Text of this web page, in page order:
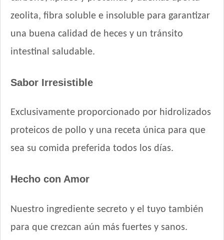
Pupy Food Gato Adulto
Raza Gato Adulto sabor Carne, Pescado y Arroz
Raza Gato Adulto sabor Pollo y Leche
Royal Canin Club Performance Gato Adulto
Royal Canin Gato Care Appetite Control
Royal Canin Gato Care Digestive
Royal Canin Gato Care Hairball
Royal Canin Gato Care Weight
Royal Canin Gato Fit
Royal Canin Gato Indoor
zeolita, fibra soluble e insoluble para garantizar
una buena calidad de heces y un tránsito
intestinal saludable.
Sabor Irresistible
Exclusivamente proporcionado por hidrolizados
proteicos de pollo y una receta única para que
sea su comida preferida todos los días.
Hecho con Amor
Nuestro ingrediente secreto y el tuyo también
para que crezcan aún más fuertes y sanos.